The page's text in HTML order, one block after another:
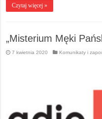
Czytaj więcej »
„Misterium Męki
7 kwietnia 2020 Komunikaty i